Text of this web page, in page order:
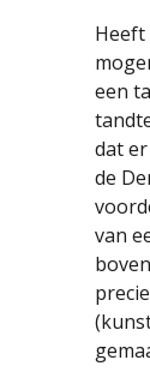
Heeft
een
dat
de
van